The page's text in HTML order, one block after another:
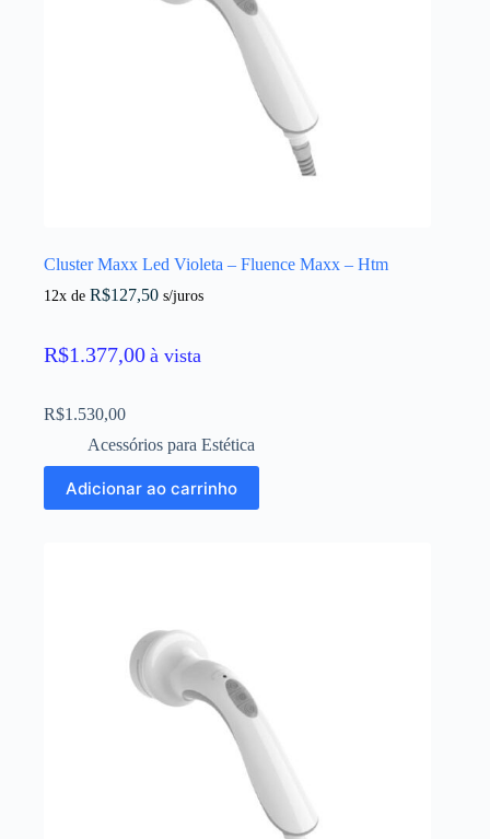
Cluster Maxx Led Violeta – Fluence Maxx – Htm
12x de R$127,50 s/juros
R$1.377,00 à vista
R$1.530,00
Acessórios para Estética
Adicionar ao carrinho